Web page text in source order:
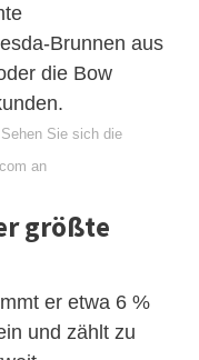
Brunnen aus
die Bow
Sehen Sie sich die
an
größte
er etwa 6 %
und zählt zu